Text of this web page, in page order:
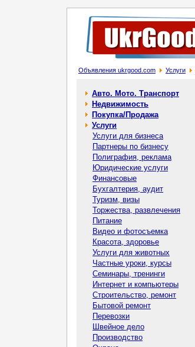
Объявления ukrgood.com Услуги
Авто. Мото. Транспорт
Недвижимость
Покупка/Продажа
Услуги
Услуги для бизнеса
Партнеры по бизнесу
Полиграфия, реклама
Юридические услуги
Финансовые
Бухгалтерия, аудит
Туризм, визы
Торжества, развлечения
Питание
Видео и фотосъемка
Красота, здоровье
Услуги для животных
Частные уроки, курсы
Семинары, тренинги
Интернет и компьютеры
Строительство, ремонт
Бытовой ремонт
Перевозки
Швейное дело
Производство